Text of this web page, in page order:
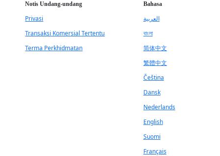
Notis Undang-undang
Privasi
Transaksi Komersial Tertentu
Terma Perkhidmatan
Bahasa
العربية
বাংলা
简体中文
繁體中文
Čeština
Dansk
Nederlands
English
Suomi
Français